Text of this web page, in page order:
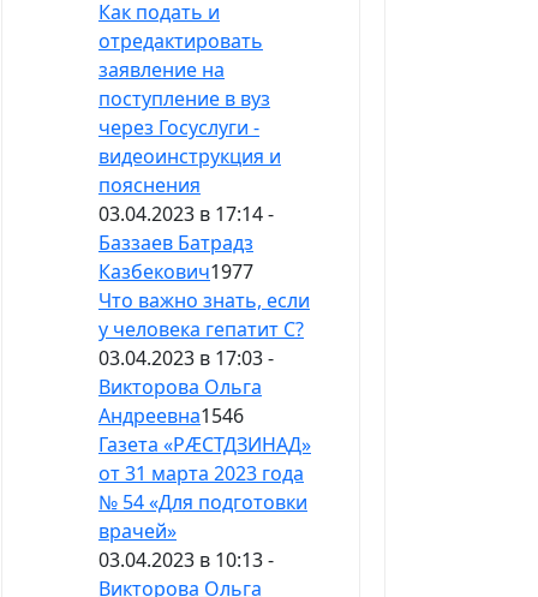
Как подать и
отредактировать
заявление на
поступление в вуз
через Госуслуги -
видеоинструкция и
пояснения
03.04.2023 в 17:14 -
Баззаев Батрадз
Казбекович1977
Что важно знать, если
у человека гепатит С?
03.04.2023 в 17:03 -
Викторова Ольга
Андреевна1546
Газета «РÆСТДЗИНАД»
от 31 марта 2023 года
№ 54 «Для подготовки
врачей»
03.04.2023 в 10:13 -
Викторова Ольга